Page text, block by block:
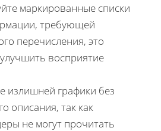
маркированные списки
требующей
перечисления, это
восприятие
излишней графики без
описания, так как
не могут прочитать